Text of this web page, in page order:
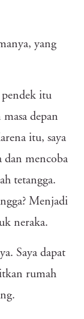
yang
pendek itu
depan
itu, saya
dan mencoba
tetangga.
Menjadi
neraka.
Saya dapat
rumah